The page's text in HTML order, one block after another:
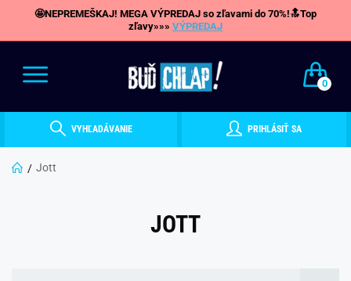
🤩NEPREMEŠKAJ! MEGA VÝPREDAJ so zľavami do 70%!🔝Top
zľavy»»» VÝPREDAJ
0
VYHĽADÁVANIE PRIHLÁSIŤ SA
Jott
JOTT